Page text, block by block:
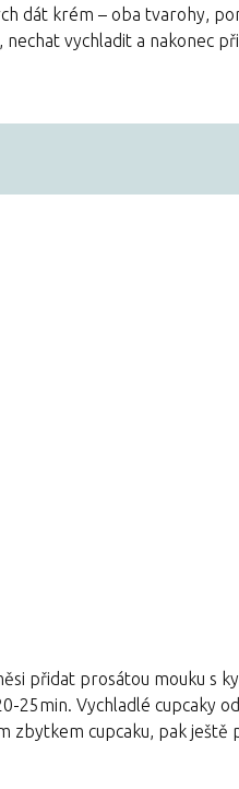
dát krém – oba tvarohy,
vychladit a nakonec
přidat prosátou mouku s
25min. Vychladlé cupcaky
zbytkem cupcaku, pak ještě